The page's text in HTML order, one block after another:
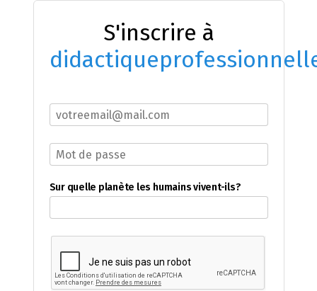
S'inscrire à
Sur quelle planète les humains vivent-ils?